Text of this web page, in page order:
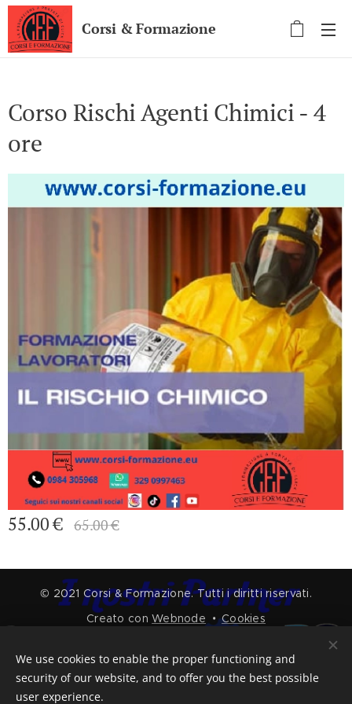
Corsi & Formazione
Corso Rischi Agenti Chimici - 4
ore
55.00€ 65.00€
© 2021 Corsi & Formazione. Tutti i diritti riservati.
Creato conWebnode Cookies
Languages
Italiano
English
We use cookies to enable the proper functioning and
security of our website, and to offer you the best possible
user experience.